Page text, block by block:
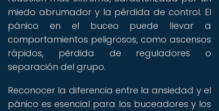
miedo abrumador y la pérdida de control. El
pánico en el buceo puede llevar a
comportamientos peligrosos, como ascensos
rápidos, pérdida de reguladores o
separación del grupo.
Reconocer la diferencia entre la ansiedad y el
pánico es esencial para los buceadores y los